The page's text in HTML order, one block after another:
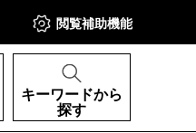
閲覧補助機能
キーワードから
探す